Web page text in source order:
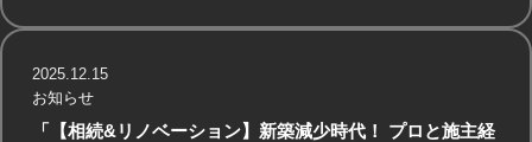
「【相続&リノベーション】新築減少時代！ プロと施主経
2025.12.15
お知らせ